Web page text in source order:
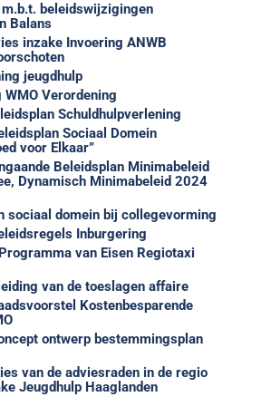
beleidswijzigingen
Balans
inzake Invoering ANWB
jeugdhulp
Verordening
Schuldhulpverlening
Sociaal Domein
voor Elkaar”
Beleidsplan Minimabeleid
Dynamisch Minimabeleid 2024
sociaal domein bij collegevorming
Inburgering
van Eisen Regiotaxi
van de toeslagen affaire
Kostenbesparende
ontwerp bestemmingsplan
van de adviesraden in de regio
Jeugdhulp Haaglanden